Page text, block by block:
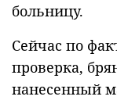
больницу.
Сейчас по
проверка,
нанесенный